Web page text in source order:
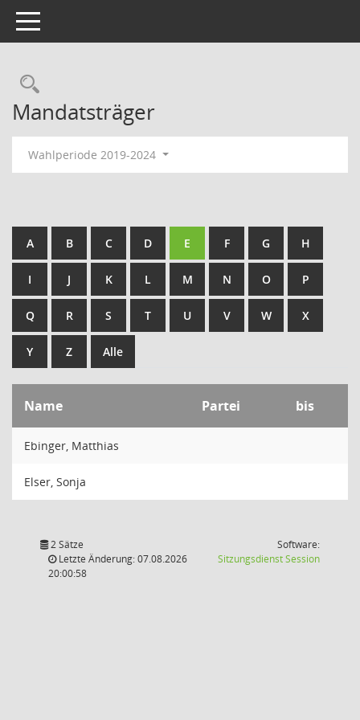
Toggle navigation
Rechercheauswahl
Mandatsträger
Wahlperiode 2019-2024
A B C D E F G H
I J K L M N O P
Q R S T U V W X
Y Z Alle
Name Partei bis
Ebinger, Matthias
Elser, Sonja
2 Sätze
Letzte Änderung: 07.08.2026
20:00:58
Software:
SitzungsdienstSession(Wird in